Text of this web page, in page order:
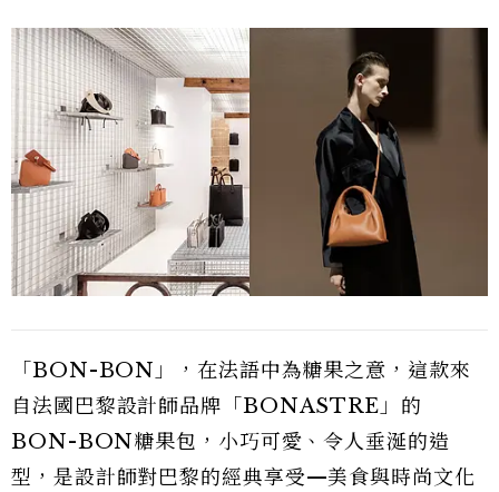
「BON-BON」，在法語中為糖果之意，這款來
自法國巴黎設計師品牌「BONASTRE」的
BON-BON糖果包，小巧可愛、令人垂涎的造
型，是設計師對巴黎的經典享受—美食與時尚文化